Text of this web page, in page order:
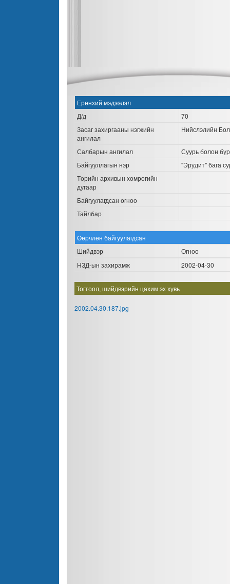
Ерөнхий мэдээлэл
Д/д
70
Засаг захиргааны нэгжийн
ангилал
Нийслэлийн
Салбарын ангилал
Суурь болон
Байгууллагын нэр
"Эрудит" бага
Төрийн архивын хөмрөгийн
дугаар
Байгуулагдсан огноо
Тайлбар
Өөрчлөн байгуулагдсан
Шийдвэр
Огноо
НЗД-ын захирамж
2002-04-30
Тогтоол, шийдвэрийн цахим эх хувь
2002.04.30.187.jpg